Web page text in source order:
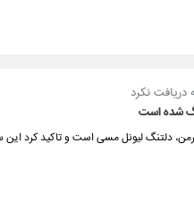
دریافت نکرد
شده است
دلتنگ لیونل مسی است و تاکید کرد این